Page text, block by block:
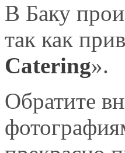
В Баку
так как
Catering».
Обратите